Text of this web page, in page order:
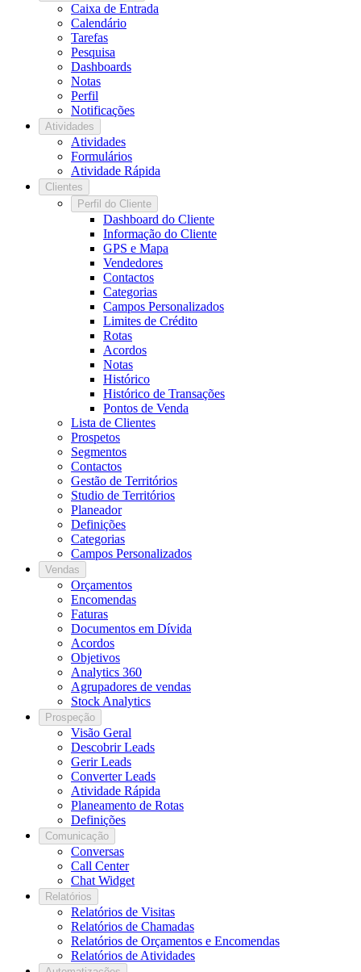
Caixa de Entrada
Calendário
Tarefas
Pesquisa
Dashboards
Notas
Perfil
Notificações
Atividades
Atividades
Formulários
Atividade Rápida
Clientes
Perfil do Cliente
Dashboard do Cliente
Informação do Cliente
GPS e Mapa
Vendedores
Contactos
Categorias
Campos Personalizados
Limites de Crédito
Rotas
Acordos
Notas
Histórico
Histórico de Transações
Pontos de Venda
Lista de Clientes
Prospetos
Segmentos
Contactos
Gestão de Territórios
Studio de Territórios
Planeador
Definições
Categorias
Campos Personalizados
Vendas
Orçamentos
Encomendas
Faturas
Documentos em Dívida
Acordos
Objetivos
Analytics 360
Agrupadores de vendas
Stock Analytics
Prospeção
Visão Geral
Descobrir Leads
Gerir Leads
Converter Leads
Atividade Rápida
Planeamento de Rotas
Definições
Comunicação
Conversas
Call Center
Chat Widget
Relatórios
Relatórios de Visitas
Relatórios de Chamadas
Relatórios de Orçamentos e Encomendas
Relatórios de Atividades